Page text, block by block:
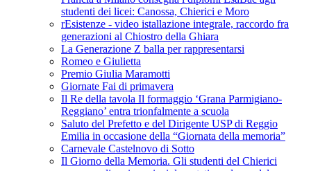
studenti dei licei: Canossa, Chierici e Moro
rEsistenze - video istallazione integrale, raccordo fra
generazioni al Chiostro della Ghiara
La Generazione Z balla per rappresentarsi
Romeo e Giulietta
Premio Giulia Maramotti
Giornate Fai di primavera
Il Re della tavola Il formaggio ‘Grana Parmigiano-
Reggiano’ entra trionfalmente a scuola
Saluto del Prefetto e del Dirigente USP di Reggio
Emilia in occasione della “Giornata della memoria”
Carnevale Castelnovo di Sotto
Il Giorno della Memoria. Gli studenti del Chierici